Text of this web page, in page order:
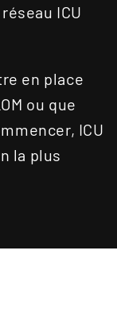
ICU
en place
ou que
ICU
la plus